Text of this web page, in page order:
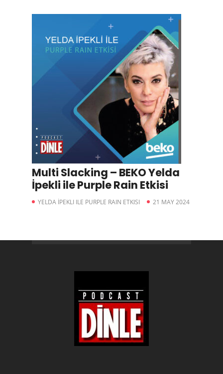
Multi Slacking – BEKO Yelda
İpekli ile Purple Rain Etkisi
YELDA İPEKLI ILE PURPLE RAIN ETKISI 21 MAY 2024